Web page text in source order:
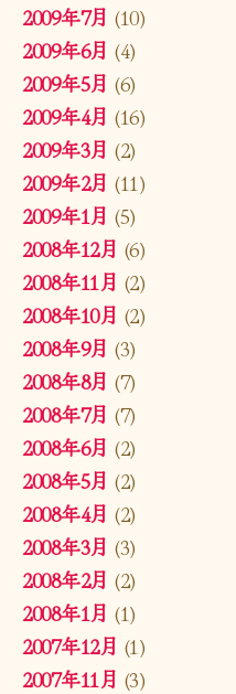
2009年7月 (10)
2009年6月 (4)
2009年5月 (6)
2009年4月 (16)
2009年3月 (2)
2009年2月 (11)
2009年1月 (5)
2008年12月 (6)
2008年11月 (2)
2008年10月 (2)
2008年9月 (3)
2008年8月 (7)
2008年7月 (7)
2008年6月 (2)
2008年5月 (2)
2008年4月 (2)
2008年3月 (3)
2008年2月 (2)
2008年1月 (1)
2007年12月 (1)
2007年11月 (3)